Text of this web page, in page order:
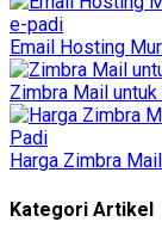
Email Hosting
Zimbra Mail
Harga Zimbra
Kategori Artikel